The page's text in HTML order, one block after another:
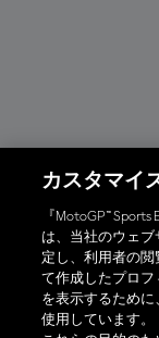
カスタマイ
『MotoGP™
は、当社のウェブ
定し、利用者の
て作成したプロ
を表示するために
使用しています。